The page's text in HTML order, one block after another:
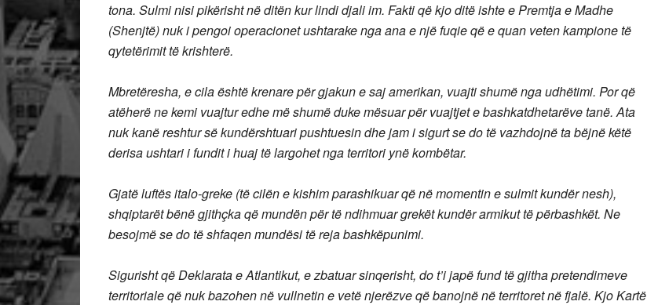
tona. Sulmi nisi pikërisht në ditën kur lindi djali im. Fakti që kjo ditë ishte e Premtja e Madhe
(Shenjtë) nuk i pengoi operacionet ushtarake nga ana e një fuqie që e quan veten kampione të
qytetërimit të krishterë.
Mbretëresha, e cila është krenare për gjakun e saj amerikan, vuajti shumë nga udhëtimi. Por që
atëherë ne kemi vuajtur edhe më shumë duke mësuar për vuajtjet e bashkatdhetarëve tanë. Ata
nuk kanë reshtur së kundërshtuari pushtuesin dhe jam i sigurt se do të vazhdojnë ta bëjnë këtë
derisa ushtari i fundit i huaj të largohet nga territori ynë kombëtar.
Gjatë luftës italo-greke (të cilën e kishim parashikuar që në momentin e sulmit kundër nesh),
shqiptarët bënë gjithçka që mundën për të ndihmuar grekët kundër armikut të përbashkët. Ne
besojmë se do të shfaqen mundësi të reja bashkëpunimi.
Sigurisht që Deklarata e Atlantikut, e zbatuar sinqerisht, do t’i japë fund të gjitha pretendimeve
territoriale që nuk bazohen në vullnetin e vetë njerëzve që banojnë në territoret në fjalë. Kjo Kartë